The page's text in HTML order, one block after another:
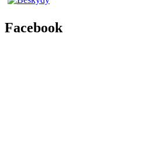
Facebook